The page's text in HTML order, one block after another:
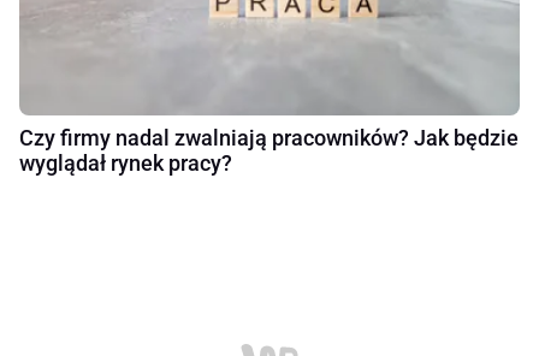
Czy firmy nadal zwalniają pracowników? Jak będzie
wyglądał rynek pracy?